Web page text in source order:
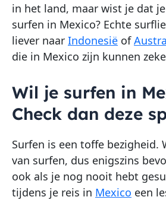
in het land, maar wist je dat
surfen in Mexico? Echte
liever naar Indonesië of
die in Mexico zijn kunnen
Wil je surfen in
Check dan deze
Surfen is een toffe bezigheid.
van surfen, dus enigszins
ook als je nog nooit hebt
tijdens je reis in Mexico een